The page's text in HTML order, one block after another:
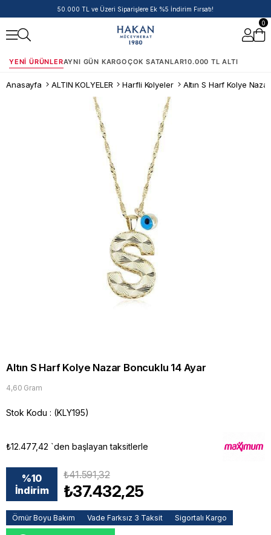
50.000 TL ve Üzeri Siparişlere Ek %5 İndirim Fırsatı!
0
YENI ÜRÜNLERAYNI GÜN KARGOÇOK SATANLAR10.000 TL ALTI
Anasayfa ALTIN KOLYELER Harfli Kolyeler Altın S Harf Kolye
Altın S Harf Kolye Nazar Boncuklu 14 Ayar
4,60 Gram
Stok Kodu (KLY195)
₺12.477,42 `den başlayan taksitlerle
%10
İndirim
₺41.591,32
₺37.432,25
Ömür Boyu Bakım Vade Farksız 3 Taksit Sigortalı Kargo